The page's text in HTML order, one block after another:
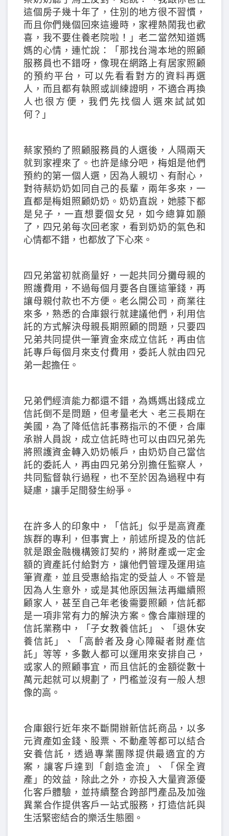
這個房子幾十年了，住別的地方很不習慣，
而且你們幾個回來這邊時，家裡熱鬧我也歡
喜，我不要住養老院啦！」老二當然知道媽
媽的心情，連忙說：「那找台灣本地的照顧
服務員也不錯呀，像現在網路上有居家照顧
的預約平台，可以先看看對方的資料再選
人，而且都有執照或訓練證明，不適合再換
人也很方便，我們先找個人選來試試如
何？」
蔡家預約了照顧服務員的人選後，人隔兩天
就到家裡來了。也許是緣分吧，梅姐是他們
預約的第一個人選，因為人親切、有耐心，
對待蔡奶奶如同自己的長輩，兩年多來，一
直都是梅姐照顧奶奶。奶奶直說，她膝下都
是兒子，一直想要個女兒，如今總算如願
了，四兄弟每次回老家，看到奶奶的氣色和
心情都不錯，也都放了下心來。
四兄弟當初就商量好，一起共同分攤母親的
照護費用，不過每個月要各自匯這筆錢，再
讓母親付款也不方便。老么開公司，商業往
來多，熟悉的合庫銀行就建議他們，利用信
託的方式解決母親長期照顧的問題，只要四
兄弟共同提供一筆資金來成立信託，再由信
託專戶每個月來支付費用，委託人就由四兄
弟一起擔任。
兄弟們經濟能力都還不錯，為媽媽出錢成立
信託倒不是問題，但考量老大、老三長期在
美國，為了降低信託事務指示的不便，合庫
承辦人員說，成立信託時也可以由四兄弟先
將照護資金轉入奶奶帳戶，由奶奶自己當信
託的委託人，再由四兄弟分別擔任監察人，
共同監督執行過程，也不至於因為過程中有
疑慮，讓手足間發生紛爭。
在許多人的印象中，「信託」似乎是高資產
族群的專利，但事實上，前述所提及的信託
就是跟金融機構簽訂契約，將財產或一定金
額的資產託付給對方，讓他們管理及運用這
筆資產，並且受惠給指定的受益人。不管是
因為人生意外，或是其他原因無法再繼續照
顧家人，甚至自己年老後需要照顧，信託都
是一項非常有力的解決方案。像合庫辦理的
信託業務中，「子女教養信託」、「退休安
養信託」、「高齡者及身心障礙者財產信
託」等等，多數人都可以運用來安排自己，
或家人的照顧事宜，而且信託的金額從數十
萬元起就可以規劃了，門檻並沒有一般人想
像的高。
合庫銀行近年來不斷開辦新信託商品，以多
元資產如金錢、股票、不動產等都可以結合
安養信託，透過專業團隊提供最適宜的方
案，讓客戶達到「創造金流」、「保全資
產」的效益，除此之外，亦投入大量資源優
化客戶體驗，並持續整合跨部門產品及加強
異業合作提供客戶一站式服務，打造信託與
生活緊密結合的樂活生態圈。